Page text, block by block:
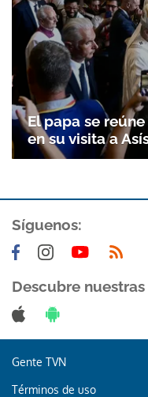
Gracias por
El papa se
en su visita a
Síguenos:
Descubre nuestras
Gente TVN
Términos de uso